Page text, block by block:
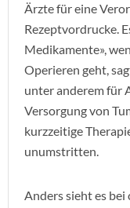
Ärzte für eine
Rezeptvordrucke.
Medikamente»,
Operieren geht,
unter anderem für
Versorgung von
kurzzeitige
unumstritten.
Anders sieht es bei